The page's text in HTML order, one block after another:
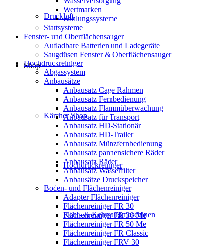
Druckluft
Shop
Kärcher Shop
Hochdruckreiniger
Kehr- & Kehrsaugmaschinen
Wertmarken
Zahlungssysteme
Startsysteme
Fenster- und Oberflächensauger
Aufladbare Batterien und Ladegeräte
Saugdüsen Fenster & Oberflächensauger
Hochdruckreiniger
Abgassystem
Anbausätze
Anbausatz Cage Rahmen
Anbausatz Fernbedienung
Anbausatz Flammüberwachung
Anbausatz für Transport
Anbausatz HD-Stationär
Anbausatz HD-Trailer
Anbausatz Münzfernbedienung
Anbausatz pannensichere Räder
Anbausatz Räder
Anbausatz Wasserfilter
Anbausätze Druckspeicher
Boden- und Flächenreiniger
Adapter Flächenreiniger
Flächenreiniger FR 30
Flächenreiniger FR 30 Me
Flächenreiniger FR 50 Me
Flächenreiniger FR Classic
Flächenreiniger FRV 30